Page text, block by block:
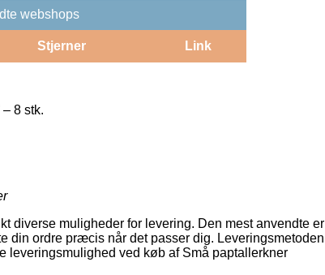
webshops
Stjerner Link
8 stk.
diverse muligheder for levering. Den mest anvendte er
din ordre præcis når det passer dig. Leveringsmetoden
leveringsmulighed ved køb af Små paptallerkner